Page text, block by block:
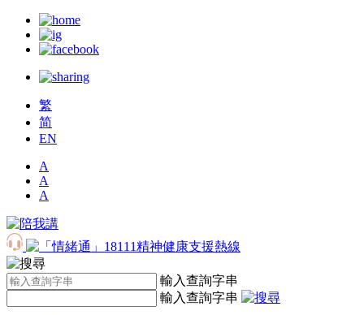
繁
简
EN
A
A
A
輸入查詢字串
輸入查詢字串